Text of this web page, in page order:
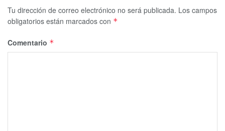
Tu dirección de correo electrónico no será publicada. Los campos
obligatorios están marcados con *
Comentario *